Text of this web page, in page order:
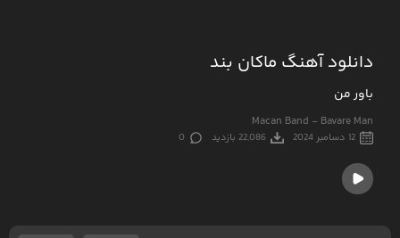
دانلود آهنگ ماکان بند
باور من
Macan Band - Bavare Man
12 دسامبر 2024 22,086 بازدید 0